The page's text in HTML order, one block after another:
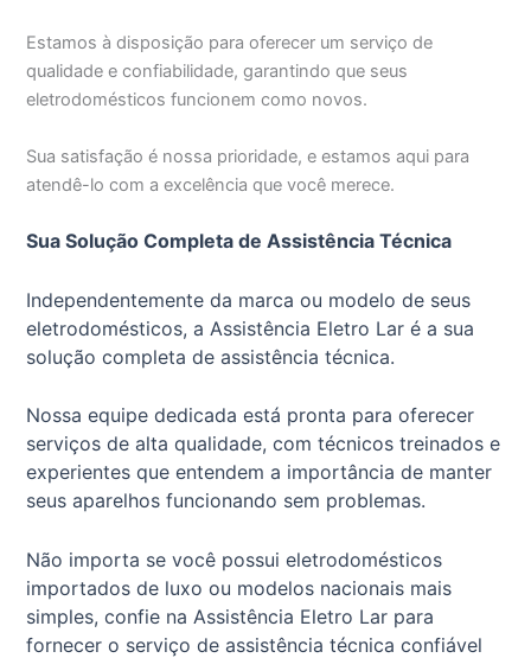
Estamos à disposição para oferecer um serviço de
qualidade e confiabilidade, garantindo que seus
eletrodomésticos funcionem como novos.
Sua satisfação é nossa prioridade, e estamos aqui para
atendê-lo com a excelência que você merece.
Sua Solução Completa de Assistência Técnica
Independentemente da marca ou modelo de seus
eletrodomésticos, a Assistência Eletro Lar é a sua
solução completa de assistência técnica.
Nossa equipe dedicada está pronta para oferecer
serviços de alta qualidade, com técnicos treinados e
experientes que entendem a importância de manter
seus aparelhos funcionando sem problemas.
Não importa se você possui eletrodomésticos
importados de luxo ou modelos nacionais mais
simples, confie na Assistência Eletro Lar para
fornecer o serviço de assistência técnica confiável